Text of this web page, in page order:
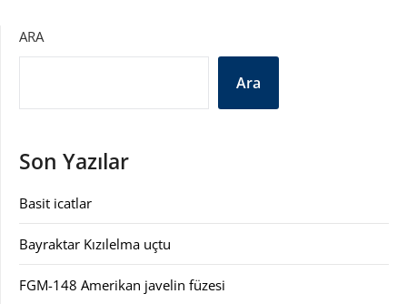
ARA
Ara
Son Yazılar
Basit icatlar
Bayraktar Kızılelma uçtu
FGM-148 Amerikan javelin füzesi